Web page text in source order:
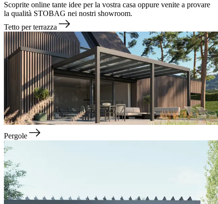
Scoprite online tante idee per la vostra casa oppure venite a provare
la qualità STOBAG nei nostri showroom.
Tetto per terrazza
Pergole